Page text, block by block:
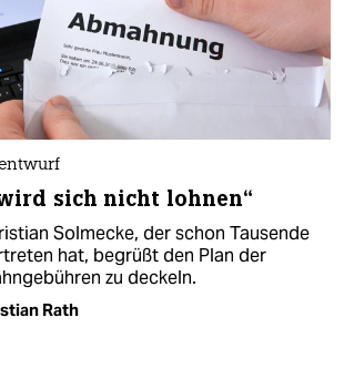
sich nicht lohnen“
Solmecke, der schon Tausende
hat, begrüßt den Plan der
zu deckeln.
Rath